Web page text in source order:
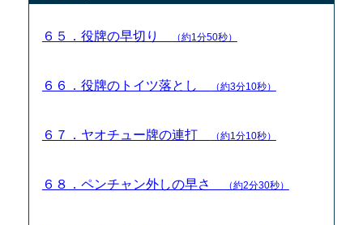
６５．役牌の早切り （約1分50秒）
６６．役牌のトイツ落とし （約3分10秒）
６７．ヤオチュー牌の連打 （約1分10秒）
６８．ペンチャン外しの早さ （約2分30秒）